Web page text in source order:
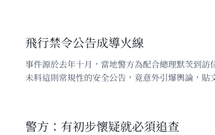
飛行禁令公告成導火線
事件源於去年十月，當地警方為配合總理默茨到
未料這則常規性的安全公告，竟意外引爆輿論，
警方：有初步懷疑就必須追查